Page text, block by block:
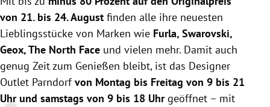
von 21. bis 24. August finden alle ihre neuesten
Lieblingsstücke von Marken wie Furla, Swarovski,
Geox, The North Face und vielen mehr. Damit auch
genug Zeit zum Genießen bleibt, ist das Designer
Outlet Parndorfvon Montag bis Freitag von 9 bis 21
Uhr und samstags von 9 bis 18 Uhrgeöffnet – mit